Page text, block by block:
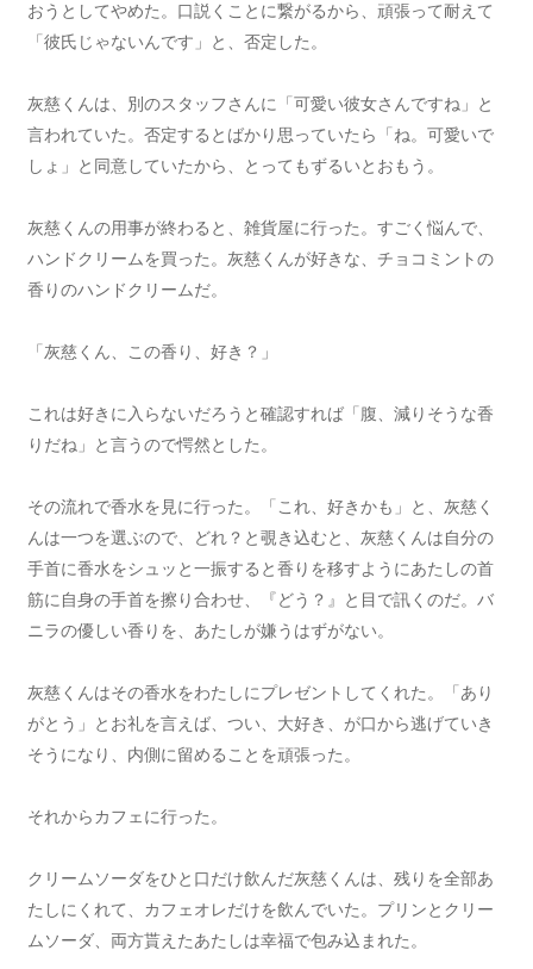
おうとしてやめた。口説くことに繋がるから、頑張って耐えて
「彼氏じゃないんです」と、否定した。
灰慈くんは、別のスタッフさんに「可愛い彼女さんですね」と
言われていた。否定するとばかり思っていたら「ね。可愛いで
しょ」と同意していたから、とってもずるいとおもう。
灰慈くんの用事が終わると、雑貨屋に行った。すごく悩んで、
ハンドクリームを買った。灰慈くんが好きな、チョコミントの
香りのハンドクリームだ。
「灰慈くん、この香り、好き？」
これは好きに入らないだろうと確認すれば「腹、減りそうな香
りだね」と言うので愕然とした。
その流れで香水を見に行った。「これ、好きかも」と、灰慈く
んは一つを選ぶので、どれ？と覗き込むと、灰慈くんは自分の
手首に香水をシュッと一振すると香りを移すようにあたしの首
筋に自身の手首を擦り合わせ、『どう？』と目で訊くのだ。バ
ニラの優しい香りを、あたしが嫌うはずがない。
灰慈くんはその香水をわたしにプレゼントしてくれた。「あり
がとう」とお礼を言えば、つい、大好き、が口から逃げていき
そうになり、内側に留めることを頑張った。
それからカフェに行った。
クリームソーダをひと口だけ飲んだ灰慈くんは、残りを全部あ
たしにくれて、カフェオレだけを飲んでいた。プリンとクリー
ムソーダ、両方貰えたあたしは幸福で包み込まれた。